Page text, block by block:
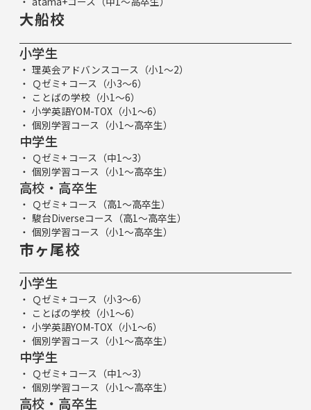
大船校
小学生
理英会アドバンスコース（小1～2）
Ｑゼミ+ コース（小3～6）
ことばの学校（小1～6）
小学英語YOM-TOX（小1～6）
個別学習コース（小1～高卒生）
中学生
Ｑゼミ+ コース（中1～3）
個別学習コース（小1～高卒生）
高校・高卒生
Ｑゼミ+ コース（高1～高卒生）
駿台Diverseコース（高1～高卒生）
個別学習コース（小1～高卒生）
市ヶ尾校
小学生
Ｑゼミ+ コース（小3～6）
ことばの学校（小1～6）
小学英語YOM-TOX（小1～6）
個別学習コース（小1～高卒生）
中学生
Ｑゼミ+ コース（中1～3）
個別学習コース（小1～高卒生）
高校・高卒生